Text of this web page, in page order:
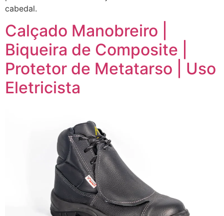
cabedal.
Calçado Manobreiro |
Biqueira de Composite |
Protetor de Metatarso | Uso
Eletricista